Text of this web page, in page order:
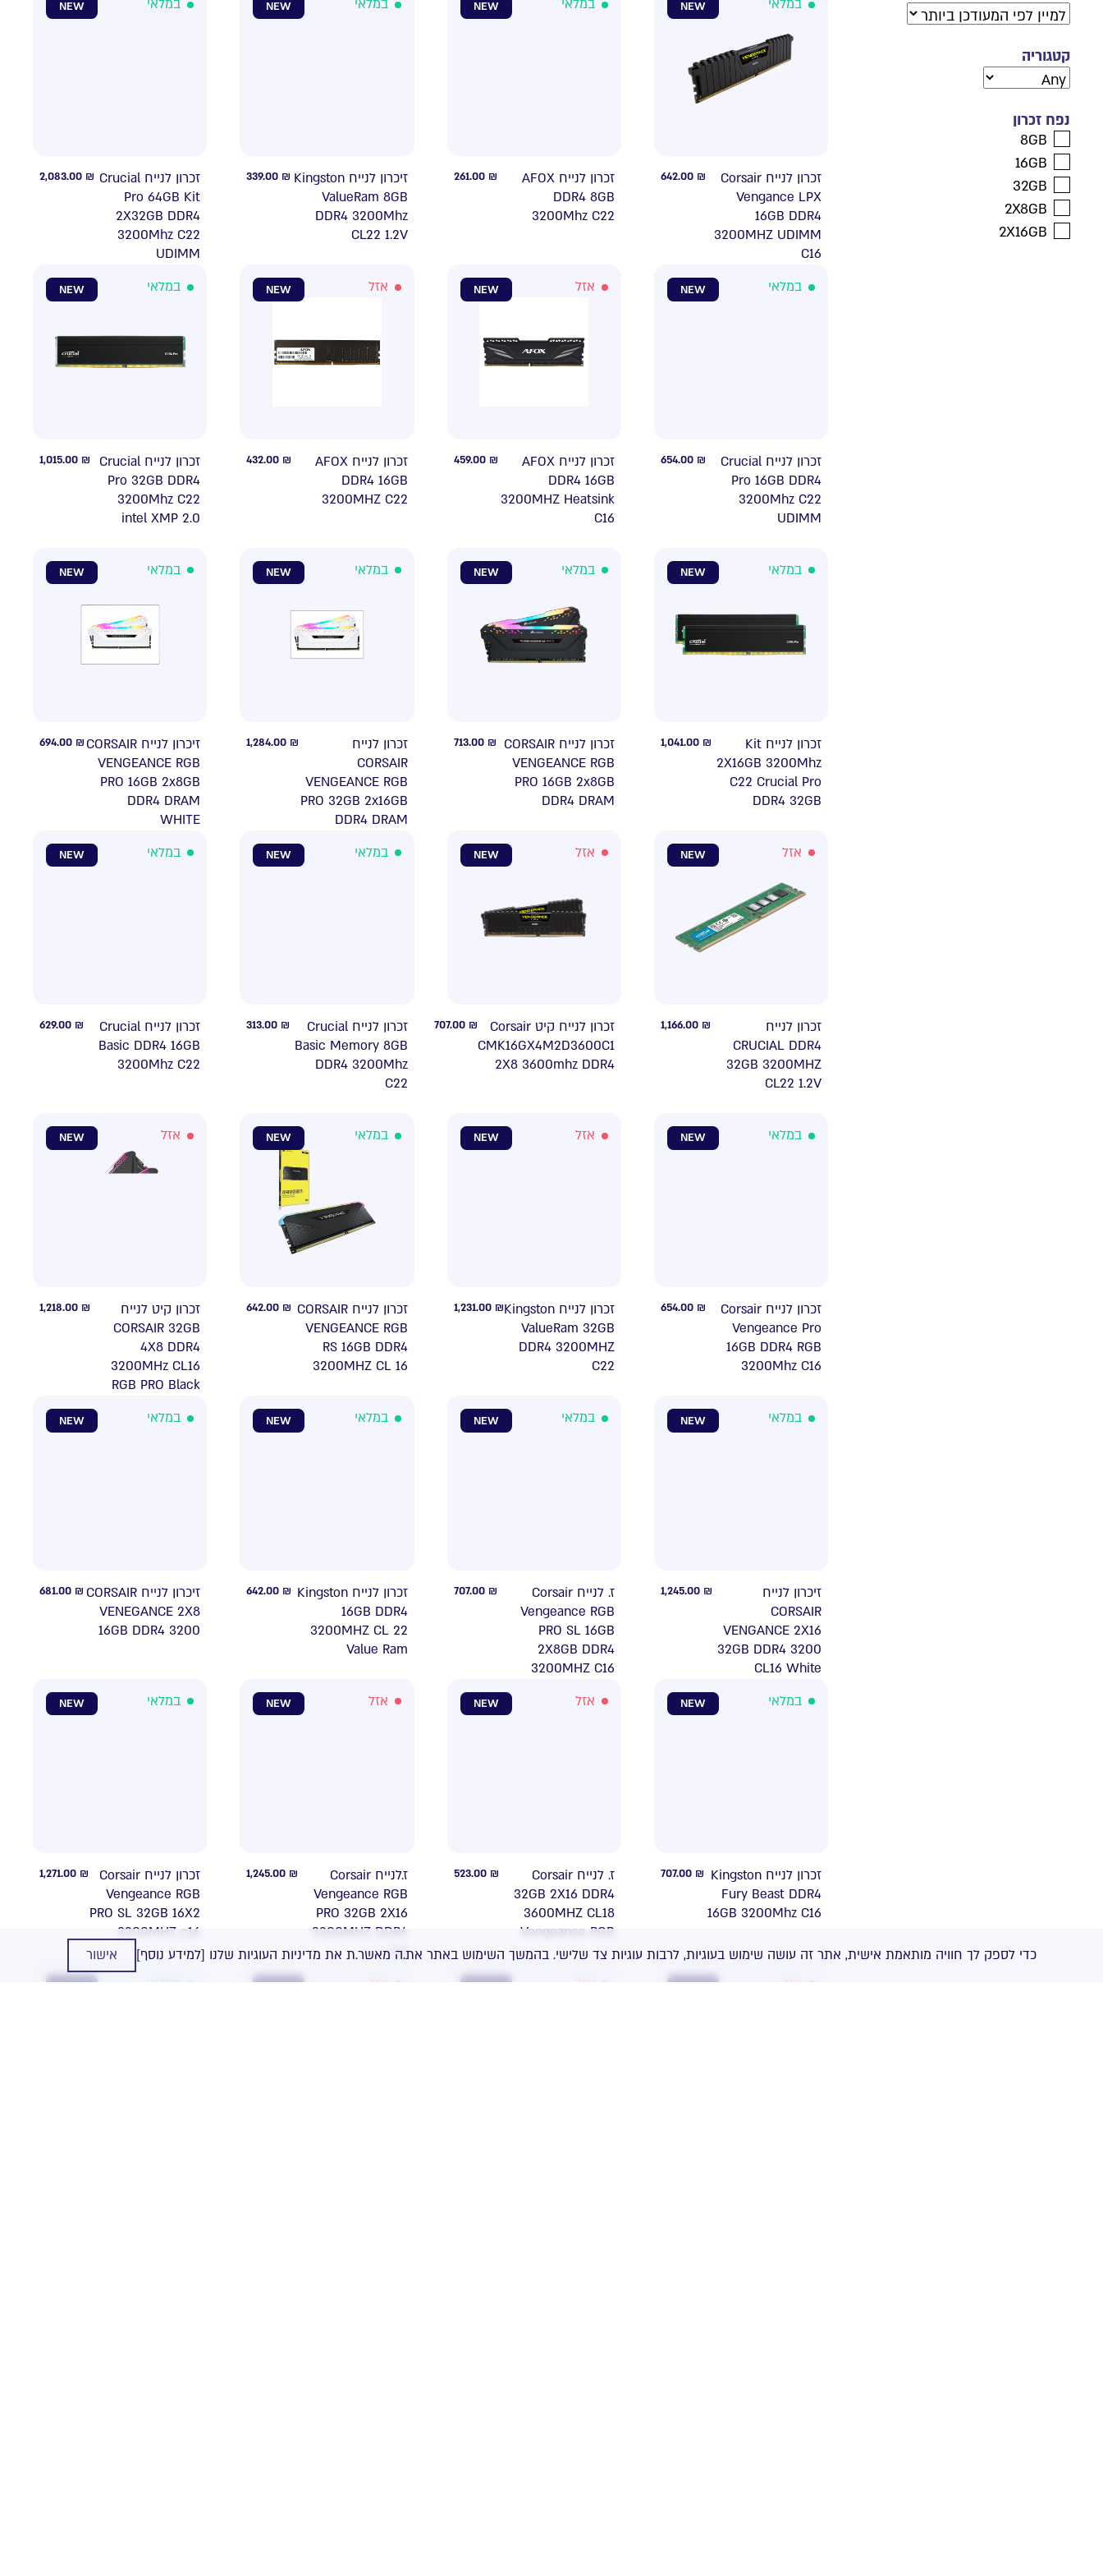
קטגוריה
נפח זכרון
8GB
16GB
32GB
2X8GB
2X16GB
NEW במלאי
זכרון לנייח Corsair
Vengance LPX
16GB DDR4
3200MHZ UDIMM
C16
642.00 ₪
NEW במלאי
זכרון לנייח AFOX
DDR4 8GB
3200Mhz C22
261.00 ₪
NEW במלאי
זיכרון לנייח Kingston
ValueRam 8GB
DDR4 3200Mhz
CL22 1.2V
339.00 ₪
NEW במלאי
זכרון לנייח Crucial
Pro 64GB Kit
2X32GB DDR4
3200Mhz C22
UDIMM
2,083.00 ₪
NEW במלאי
זכרון לנייח Crucial
Pro 16GB DDR4
3200Mhz C22
UDIMM
654.00 ₪
NEW אזל
זכרון לנייח AFOX
DDR4 16GB
3200MHZ Heatsink
C16
459.00 ₪
NEW אזל
זכרון לנייח AFOX
DDR4 16GB
3200MHZ C22
432.00 ₪
NEW במלאי
זכרון לנייח Crucial
Pro 32GB DDR4
3200Mhz C22
intel XMP 2.0
1,015.00 ₪
NEW במלאי
זכרון לנייח Kit
2X16GB 3200Mhz
C22 Crucial Pro
DDR4 32GB
1,041.00 ₪
NEW במלאי
זכרון לנייח CORSAIR
VENGEANCE RGB
PRO 16GB 2x8GB
DDR4 DRAM
713.00 ₪
NEW במלאי
זכרון לנייח
CORSAIR
VENGEANCE RGB
PRO 32GB 2x16GB
DDR4 DRAM
1,284.00 ₪
NEW במלאי
זיכרון לנייח CORSAIR
VENGEANCE RGB
PRO 16GB 2x8GB
DDR4 DRAM
WHITE
694.00 ₪
NEW אזל
זכרון לנייח
CRUCIAL DDR4
32GB 3200MHZ
CL22 1.2V
1,166.00 ₪
NEW אזל
זכרון לנייח קיט Corsair
CMK16GX4M2D3600C1
2X8 3600mhz DDR4
707.00 ₪
NEW במלאי
זכרון לנייח Crucial
Basic Memory 8GB
DDR4 3200Mhz
C22
313.00 ₪
NEW במלאי
זכרון לנייח Crucial
Basic DDR4 16GB
3200Mhz C22
629.00 ₪
NEW במלאי
זכרון לנייח Corsair
Vengeance Pro
16GB DDR4 RGB
3200Mhz C16
654.00 ₪
NEW אזל
זכרון לנייח Kingston
ValueRam 32GB
DDR4 3200MHZ
C22
1,231.00 ₪
NEW במלאי
זכרון לנייח CORSAIR
VENGEANCE RGB
RS 16GB DDR4
3200MHZ CL 16
642.00 ₪
NEW אזל
זכרון קיט לנייח
CORSAIR 32GB
4X8 DDR4
3200MHz CL16
RGB PRO Black
1,218.00 ₪
NEW במלאי
זיכרון לנייח
CORSAIR
VENGANCE 2X16
32GB DDR4 3200
CL16 White
1,245.00 ₪
NEW במלאי
ז. לנייח Corsair
Vengeance RGB
PRO SL 16GB
2X8GB DDR4
3200MHZ C16
707.00 ₪
NEW במלאי
זכרון לנייח Kingston
16GB DDR4
3200MHZ CL 22
Value Ram
642.00 ₪
NEW במלאי
זיכרון לנייח CORSAIR
VENEGANCE 2X8
16GB DDR4 3200
681.00 ₪
NEW במלאי
זכרון לנייח Kingston
Fury Beast DDR4
16GB 3200Mhz C16
707.00 ₪
NEW אזל
ז. לנייח Corsair
32GB 2X16 DDR4
3600MHZ CL18
Vengeance RGB
523.00 ₪
NEW אזל
ז.לנייח Corsair
Vengeance RGB
PRO 32GB 2X16
3200MHZ DDR4
c16
1,245.00 ₪
NEW במלאי
זכרון לנייח Corsair
Vengeance RGB
PRO SL 32GB 16X2
3200MHZ c16
1,271.00 ₪
NEW אזל NEW אזל NEW אזל NEW במלאי
כדי לספק לך חוויה מותאמת אישית, אתר זה עושה שימוש בעוגיות, לרבות עוגיות צד שלישי. בהמשך השימוש באתר את.ה מאשר.ת את מדיניות העוגיות שלנו [למידע נוסף] אישור